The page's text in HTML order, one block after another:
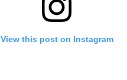
View this post on Instagram